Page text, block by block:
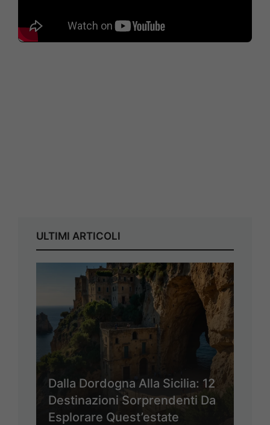
ULTIMI ARTICOLI
Dalla Dordogna Alla Sicilia: 12
Destinazioni Sorprendenti Da
Esplorare Quest’estate